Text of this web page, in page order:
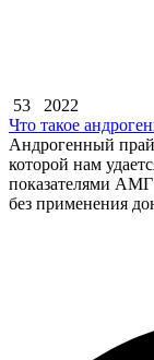
53
2022
Что такое
Андрогенный
которой нам
показателями АМГ
без применения